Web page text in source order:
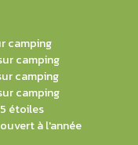
camping
camping
camping
camping
étoiles
à l'année